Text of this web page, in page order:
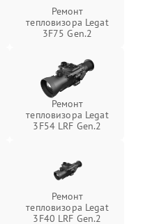
Ремонт
тепловизора Legat
3F75 Gen.2
Ремонт
тепловизора Legat
3F54 LRF Gen.2
Ремонт
тепловизора Legat
3F40 LRF Gen.2